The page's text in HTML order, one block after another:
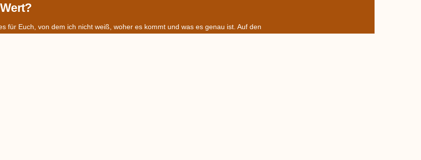
für Euch, von dem ich nicht weiß, woher es kommt und was es genau ist. Auf den